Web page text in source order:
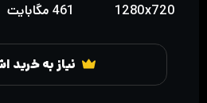
نیاز به خرید
1280x720 461 مگابایت